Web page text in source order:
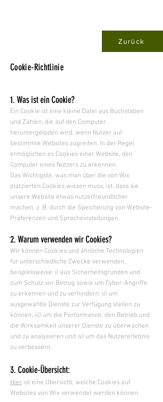
Cookie-Richtlinie
1. Was ist ein Cookie?
Ein Cookie ist eine kleine Datei aus Buchstaben
und Zahlen, die auf den Computer
heruntergeladen wird, wenn Nutzer auf
bestimmte Websites zugreifen. In der Regel
ermöglichen es Cookies einer Website, den
Computer eines Nutzers zu erkennen.​
Das Wichtigste, was man über die von Wix
platzierten Cookies wissen muss, ist, dass sie
unsere Website etwas nutzerfreundlicher
machen, z. B. durch die Speicherung von Website-
Präferenzen und Spracheinstellungen.
2. Warum verwenden wir Cookies?
Wir können Cookies und ähnliche Technologien
für unterschiedliche Zwecke verwenden,
beispielsweise: i) aus Sicherheitsgründen und
zum Schutz vor Betrug sowie um Cyber-Angriffe
zu erkennen und zu verhindern; ii) um
ausgewählte Dienste zur Verfügung stellen zu
können; iii) um die Performance, den Betrieb und
die Wirksamkeit unserer Dienste zu überwachen
und zu analysieren und iv) um das Nutzererlebnis
zu verbessern.
3. Cookie-Übersicht:
Hier ist eine Übersicht, welche Cookies auf
Websites von Wix verwendet werden können.
Zurück